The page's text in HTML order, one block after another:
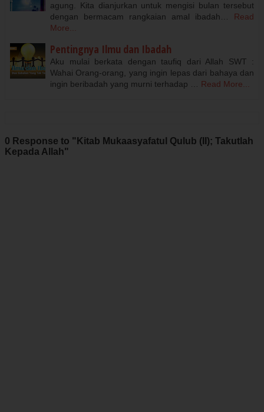
agung. Kita dianjurkan untuk mengisi bulan tersebut
dengan bermacam rangkaian amal ibadah…
Read
More...
Pentingnya Ilmu dan Ibadah
Aku mulai berkata dengan taufiq dari Allah SWT :
Wahai Orang-orang, yang ingin lepas dari bahaya dan
ingin beribadah yang murni terhadap …
Read More...
0 Response to "Kitab Mukaasyafatul Qulub (II); Takutlah
Kepada Allah"